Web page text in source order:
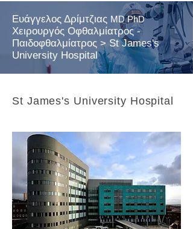
Ευάγγελος Δρίμτζιας MD PhD
Χειρουργός Οφθαλμίατρος -
Παιδοφθαλμίατρος > St James's
University Hospital
St James's University Hospital